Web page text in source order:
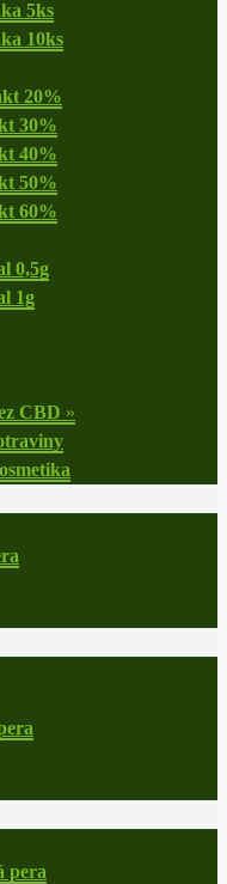
5ks
10ks
20%
30%
40%
50%
60%
0,5g
1g
CBD »
pera